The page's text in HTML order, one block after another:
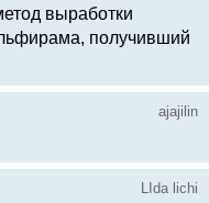
выработки
получивший
ajajilin
LIda lichi